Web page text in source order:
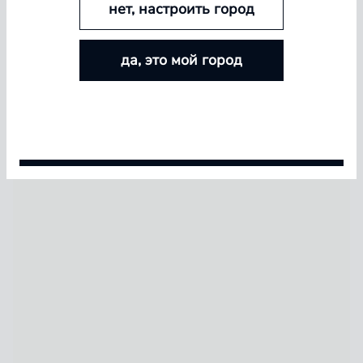
БОЛЬШЕ ЛИНЗ — БОЛЬШЕ СКИДКА
Покупайте контактные линзы Airway и увеличивайте
размер скидки — от 5% до 15%
нет, настроить город
да, это мой город